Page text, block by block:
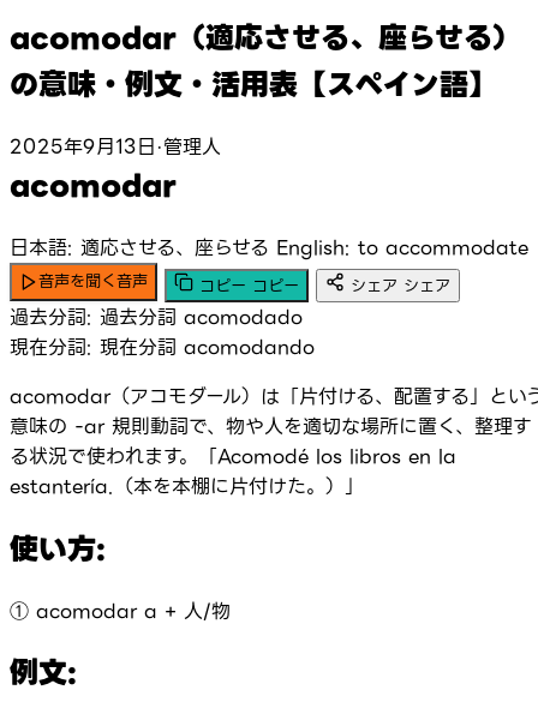
acomodar（適応させる、座らせる）
の意味・例文・活用表【スペイン語】
2025年9月13日·管理人
acomodar
日本語: 適応させる、座らせる English: to accommodate
音声を聞く音声 コピー コピー シェア シェア
過去分詞: 過去分詞 acomodado
現在分詞: 現在分詞 acomodando
acomodar（アコモダール）は「片付ける、配置する」とい
意味の -ar 規則動詞で、物や人を適切な場所に置く、整理す
る状況で使われます。「Acomodé los libros en la
estantería.（本を本棚に片付けた。）」
使い方:
① acomodar a + 人/物
例文: